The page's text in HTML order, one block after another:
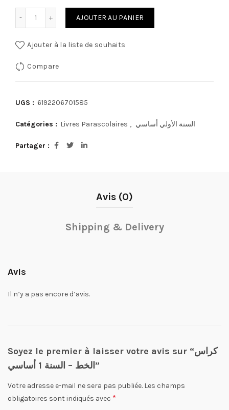
AJOUTER AU PANIER
Ajouter à la liste de souhaits
Compare
UGS : 6192206701585
Catégories : Livres Parascolaires , السنة الأولي أساسي
Partager
Avis (0)
Shipping & Delivery
Avis
Il n’y a pas encore d’avis.
Soyez le premier à laisser votre avis sur “كراس
الخط – السنة 1 أساسي”
Votre adresse e-mail ne sera pas publiée. Les champs
obligatoires sont indiqués avec *